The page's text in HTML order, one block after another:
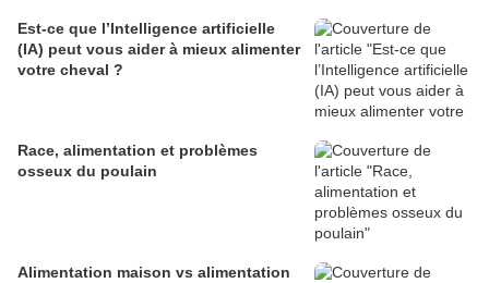
Est-ce que l’Intelligence artificielle
(IA) peut vous aider à mieux alimenter
votre cheval ?
Race, alimentation et problèmes
osseux du poulain
Alimentation maison vs alimentation